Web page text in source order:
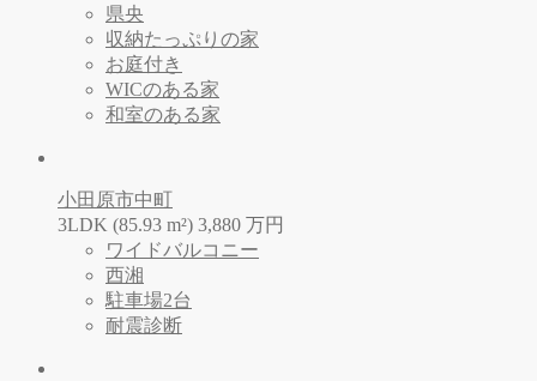
県央
収納たっぷりの家
お庭付き
WICのある家
和室のある家
小田原市中町
3LDK (85.93 m²) 3,880 万円
ワイドバルコニー
西湘
駐車場2台
耐震診断